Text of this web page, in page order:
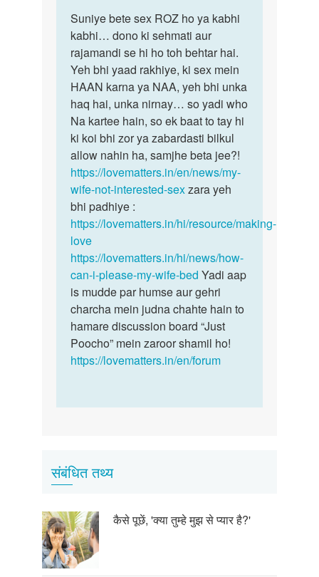
to
mujhe
Roj
sex
karne
ka
mood…
by
Sunil
Suniye
bete
sex
ROZ
ho
ya…
Suniye bete sex ROZ ho ya kabhi
kabhi… dono ki sehmati aur
rajamandi se hi ho toh behtar hai.
Yeh bhi yaad rakhiye, ki sex mein
HAAN karna ya NAA, yeh bhi unka
haq hai, unka nirnay… so yadi who
Na kartee hain, so ek baat to tay hi
ki koi bhi zor ya zabardasti bilkul
allow nahin ha, samjhe beta jee?!
https://lovematters.in/en/news/my-
wife-not-interested-sexzara yeh
bhi padhiye :
https://lovematters.in/hi/resource/making-
love
https://lovematters.in/hi/news/how-
can-i-please-my-wife-bed Yadi aap
is mudde par humse aur gehri
charcha mein judna chahte hain to
hamare discussion board “Just
Poocho” mein zaroor shamil ho!
https://lovematters.in/en/forum
संबंधित तथ्य
कैसे पूछें, 'क्या तुम्हे मुझ से प्यार है?'